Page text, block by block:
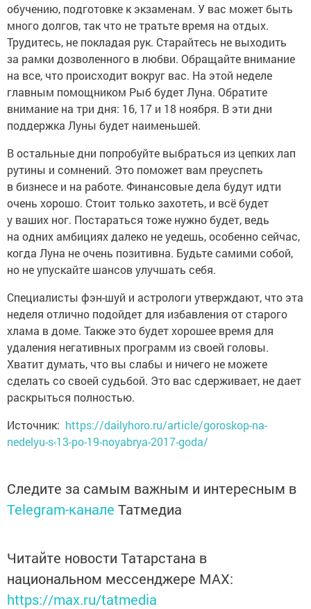
обучению, подготовке к экзаменам. У вас может быть
много долгов, так что не тратьте время на отдых.
Трудитесь, не покладая рук. Старайтесь не выходить
за рамки дозволенного в любви. Обращайте внимание
на все, что происходит вокруг вас. На этой неделе
главным помощником Рыб будет Луна. Обратите
внимание на три дня: 16, 17 и 18 ноября. В эти дни
поддержка Луны будет наименьшей.
В остальные дни попробуйте выбраться из цепких лап
рутины и сомнений. Это поможет вам преуспеть
в бизнесе и на работе. Финансовые дела будут идти
очень хорошо. Стоит только захотеть, и всё будет
у ваших ног. Постараться тоже нужно будет, ведь
на одних амбициях далеко не уедешь, особенно сейчас,
когда Луна не очень позитивна. Будьте самими собой,
но не упускайте шансов улучшать себя.
Специалисты фэн-шуй и астрологи утверждают, что эта
неделя отлично подойдет для избавления от старого
хлама в доме. Также это будет хорошее время для
удаления негативных программ из своей головы.
Хватит думать, что вы слабы и ничего не можете
сделать со своей судьбой. Это вас сдерживает, не дает
раскрыться полностью.
Источник: https://dailyhoro.ru/article/goroskop-na-
nedelyu-s-13-po-19-noyabrya-2017-goda/
Следите за самым важным и интересным в
Telegram-канале Татмедиа
Читайте новости Татарстана в
национальном мессенджере MАХ:
https://max.ru/tatmedia